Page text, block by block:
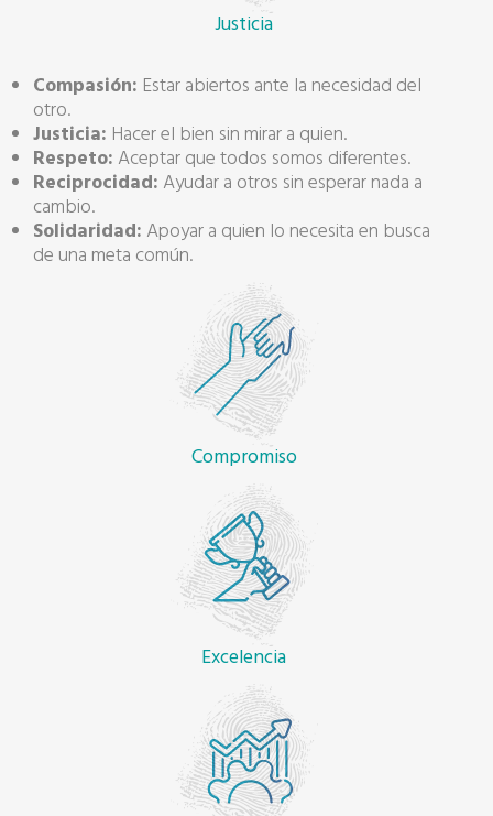
Justicia
Compasión: Estar abiertos ante la necesidad del
otro.
Justicia: Hacer el bien sin mirar a quien.
Respeto: Aceptar que todos somos diferentes.
Reciprocidad: Ayudar a otros sin esperar nada a
cambio.
Solidaridad: Apoyar a quien lo necesita en busca
de una meta común.
Compromiso
Excelencia